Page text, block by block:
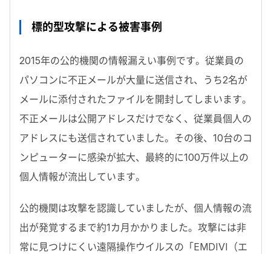
標的型攻撃による被害事例
2015年の公的機関の情報漏えい事例です。従業員の
パソコンに不正メールが大量に送信され、うち2名が
メールに添付されたファイルを開封してしまいます。
不正メールは公開アドレスだけでなく、従業員個人の
アドレスにも送信されていました。その後、10台のコ
ンピューターに感染が拡大、最終的に100万件以上の
個人情報が流出しています。
公的機関は攻撃を認識していましたが、個人情報の流
出が発覚するまで約1カ月かかりました。攻撃には非
常に見つけにくい遠隔操作ウイルスの「EMDIVI（エ